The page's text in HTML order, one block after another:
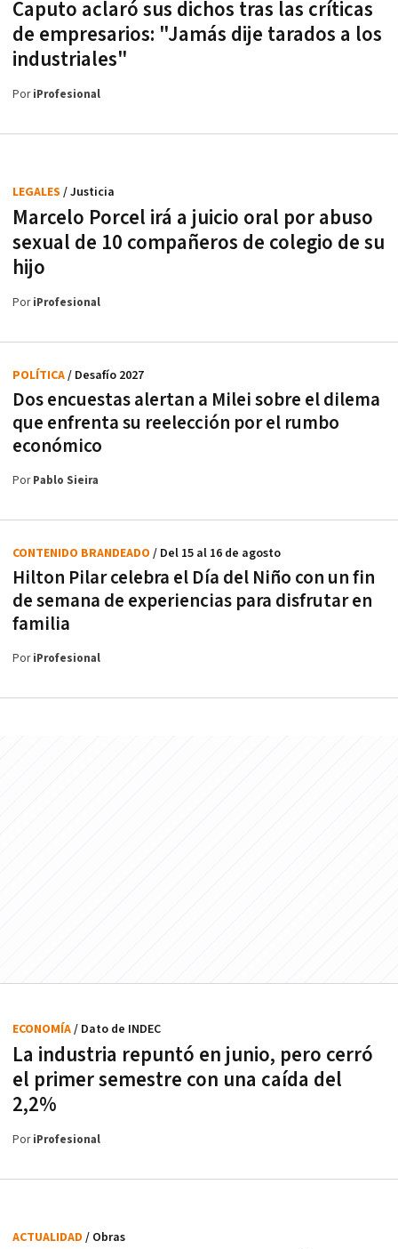
Caputo aclaró sus dichos tras las críticas
de empresarios: "Jamás dije tarados a los
industriales"
PoriProfesional
Marcelo Porcel irá a juicio oral por abuso
sexual de 10 compañeros de colegio de su
hijo
LEGALES / Justicia
PoriProfesional
Dos encuestas alertan a Milei sobre el dilema
que enfrenta su reelección por el rumbo
económico
POLÍTICA/ Desafío 2027
PorPablo Sieira
Hilton Pilar celebra el Día del Niño con un fin
de semana de experiencias para disfrutar en
familia
CONTENIDO BRANDEADO / Del 15 al 16 de agosto
PoriProfesional
La industria repuntó en junio, pero cerró
el primer semestre con una caída del
2,2%
ECONOMÍA/ Dato de INDEC
PoriProfesional
ACTUALIDAD / Obras